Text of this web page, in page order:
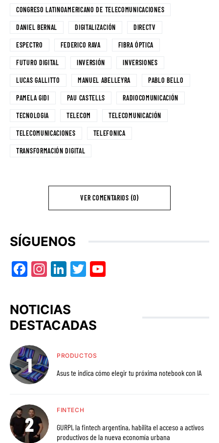
CONGRESO LATINOAMERICANO DE TELECOMUNICACIONES
DANIEL BERNAL DIGITALIZACIÓN DIRECTV
ESPECTRO FEDERICO RAVA FIBRA ÓPTICA
FUTURO DIGITAL INVERSIÓN INVERSIONES
LUCAS GALLITTO MANUEL ABELLEYRA PABLO BELLO
PAMELA GIDI PAU CASTELLS RADIOCOMUNICACIÓN
TECNOLOGIA TELECOM TELECOMUNICACIÓN
TELECOMUNICACIONES TELEFONICA
TRANSFORMACIÓN DIGITAL
VER COMENTARIOS (0)
SÍGUENOS
Facebook
Instagram
LinkedIn
Twitter
NOTICIAS
DESTACADAS
PRODUCTOS
Asus te indica cómo elegir tu próxima notebook con IA
FINTECH
GURPI, la fintech argentina, habilita el acceso a activos
productivos de la nueva economía urbana